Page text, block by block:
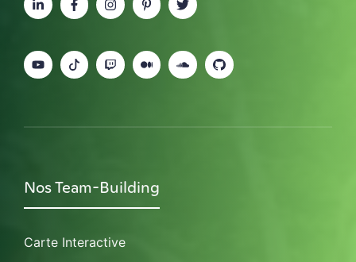
Nos Team-Building
Carte Interactive